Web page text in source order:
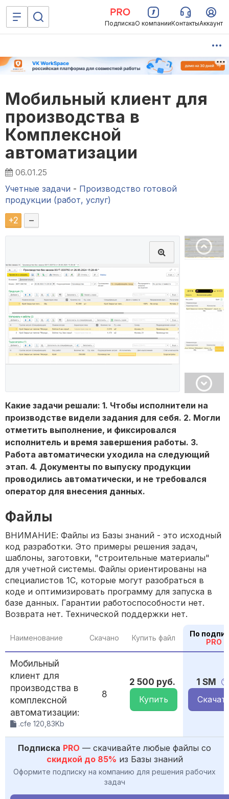
ПодпискаО компанииКонтактыАккаунт
Мобильный клиент для
производства в
Комплексной
автоматизации
06.01.25
Учетные задачи - Производство готовой
продукции (работ, услуг)
+2 –
Какие задачи решали: 1. Чтобы исполнители на
производстве видели задания для себя. 2. Могли
отметить выполнение, и фиксировался
исполнитель и время завершения работы. 3.
Работа автоматически уходила на следующий
этап. 4. Документы по выпуску продукции
проводились автоматически, и не требовался
оператор для внесения данных.
Файлы
ВНИМАНИЕ: Файлы из Базы знаний - это исходный
код разработки. Это примеры решения задач,
шаблоны, заготовки, "строительные материалы"
для учетной системы. Файлы ориентированы на
специалистов 1С, которые могут разобраться в
коде и оптимизировать программу для запуска в
базе данных. Гарантии работоспособности нет.
Возврата нет. Технической поддержки нет.
Наименование Скачано Купить файл
По
PRO
Мобильный
клиент для
производства в
комплексной
автоматизации:
.cfe 120,83Kb
8
2 500 руб.
Купить
1 SM
Подписка PRO — скачивайте любые файлы со
скидкой до 85% из Базы знаний
Оформите подписку на компанию для решения рабочих
задач